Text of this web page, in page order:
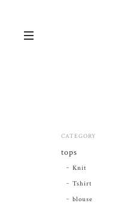
CATEGORY
tops
Knit
Tshirt
blouse